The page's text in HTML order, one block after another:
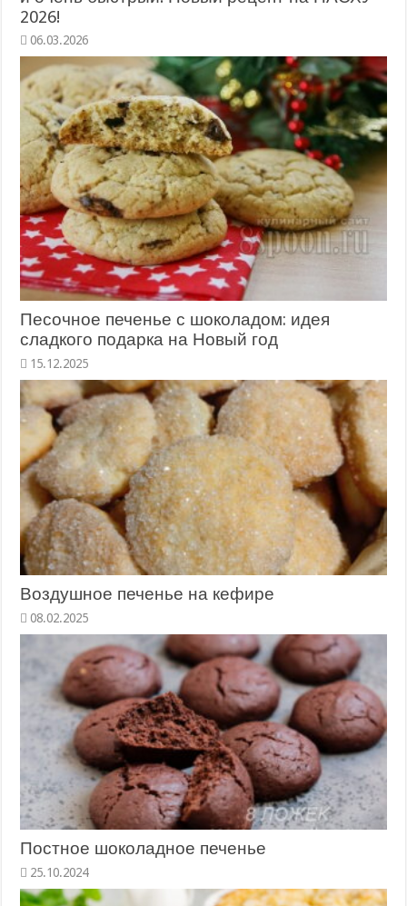
2026!
Песочное печенье с шоколадом: идея
сладкого подарка на Новый год
Воздушное печенье на кефире
Постное шоколадное печенье